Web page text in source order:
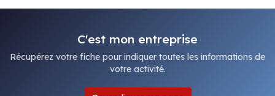
C'est mon entreprise
Récupérez votre fiche pour indiquer toutes les informations de
votre activité.